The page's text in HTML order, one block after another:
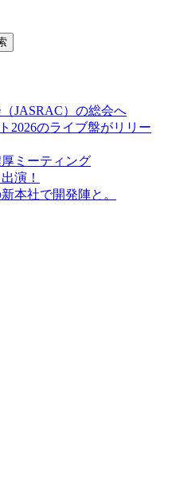
JASRAC）の総会へ
2026のライブ盤がリリー
ミーティング
演！
本社で開発陣と。